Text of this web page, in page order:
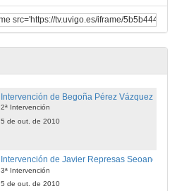
Intervención de Pablo Fernández Pérez
Intervención de Begoña Pérez Vázquez
2ª Intervención
5 de out. de 2010
Intervención de Javier Represas Seoane
3ª Intervención
5 de out. de 2010